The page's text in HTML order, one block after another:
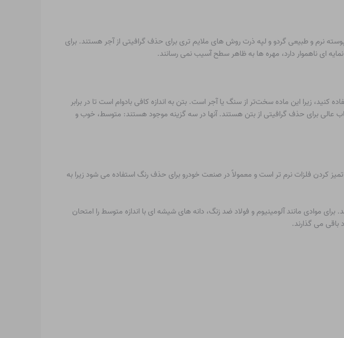
پوسته نرم و طبیعی گردو و لپه ذرت روش های ملایم تری برای حذف گرافیتی از آجر هستند. برای
ای ناهموار دارد، مهره ها به ظاهر سطح آسیب نمی رسانند.
کنید، زیرا این ماده سخت‌تر از سنگ یا آجر است. بتن به اندازه کافی بادوام است تا در برابر
عالی برای حذف گرافیتی از بتن هستند. آنها در سه گزینه موجود هستند: متوسط، خوب و
کردن فلزات نرم تر است و معمولاً در صنعت خودرو برای حذف رنگ استفاده می شود زیرا به
موادی مانند آلومینیوم و فولاد ضد زنگ، دانه های شیشه ای با اندازه متوسط ​​را امتحان
می گذارند.